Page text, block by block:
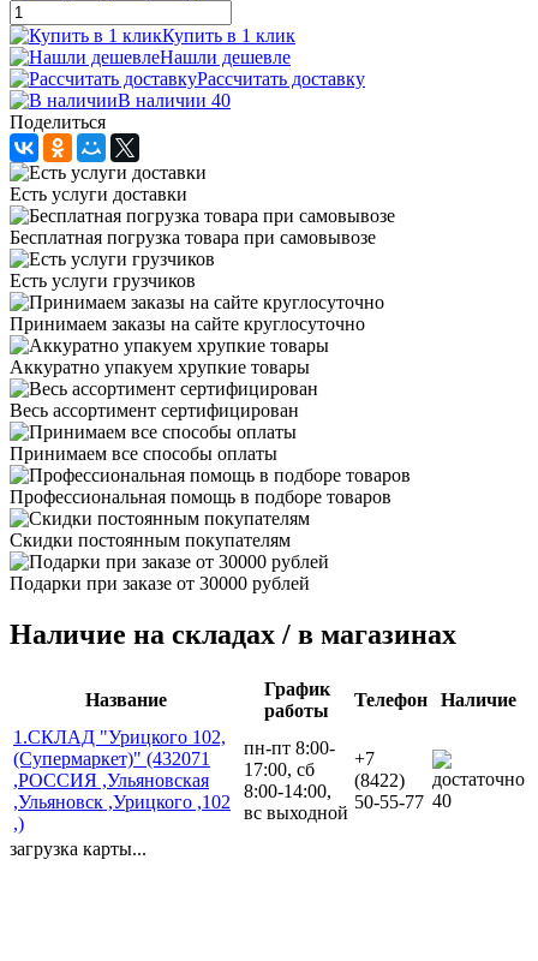
Купить в 1 клик
Нашли дешевле
Рассчитать доставку
В наличии 40
Поделиться
Есть услуги доставки
Бесплатная погрузка товара при самовывозе
Есть услуги грузчиков
Принимаем заказы на сайте круглосуточно
Аккуратно упакуем хрупкие товары
Весь ассортимент сертифицирован
Принимаем все способы оплаты
Профессиональная помощь в подборе товаров
Скидки постоянным покупателям
Подарки при заказе от 30000 рублей
Наличие на складах / в магазинах
Название
График
работы
Телефон
Наличие
1.СКЛАД "Урицкого 102,
(Супермаркет)" (432071
,РОССИЯ ,Ульяновская
,Ульяновск ,Урицкого ,102
,)
пн-пт 8:00-
17:00, сб
8:00-14:00,
вс выходной
+7
(8422)
50-55-77 40
загрузка карты...